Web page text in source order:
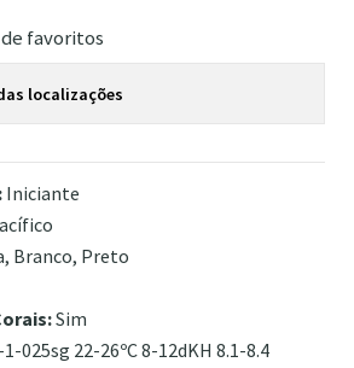
favoritos
localizações
Iniciante
Branco, Preto
Sim
1-025sg 22-26ºC 8-12dKH 8.1-8.4